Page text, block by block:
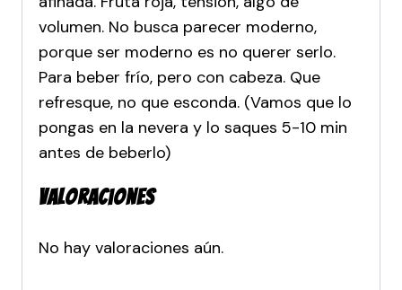
volumen. No busca parecer moderno,
porque ser moderno es no querer serlo.
Para beber frío, pero con cabeza. Que
refresque, no que esconda. (Vamos que lo
pongas en la nevera y lo saques 5-10 min
antes de beberlo)
Valoraciones
No hay valoraciones aún.